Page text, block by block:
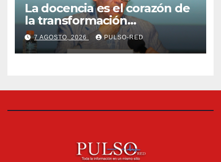
La docencia es el corazón de
la transformación
universitaria: Rector de la
UATx
7 AGOSTO, 2026 PULSO-RED